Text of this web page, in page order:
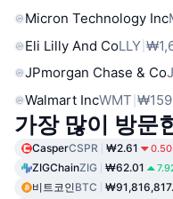
Micron Technology Inc
Eli Lilly And CoLLY
JPmorgan Chase & Co
Walmart IncWMT
가장 많이 방문
CasperCSPR ₩2.61
ZIGChainZIG ₩62.01
비트코인BTC